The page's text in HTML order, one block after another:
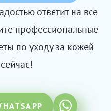
ответит на все
профессиональные
по уходу за кожей